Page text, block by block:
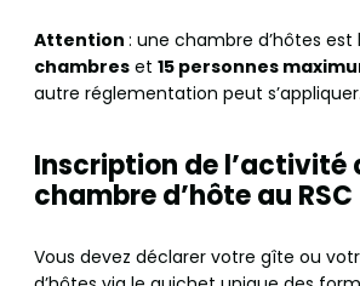
Attention : une chambre d’hôtes est
chambres et 15 personnes
autre réglementation peut s’appliquer.
Inscription de l’activité
chambre d’hôte au RSC
Vous devez déclarer votre gîte ou